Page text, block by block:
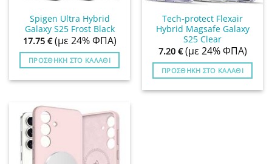
Spigen Ultra Hybrid
Galaxy S25 Frost Black
17.75 € (με 24% ΦΠΑ)
ΠΡΟΣΘΉΚΗ ΣΤΟ ΚΑΛΆΘΙ
Tech-protect Flexair
Hybrid Magsafe Galaxy
S25 Clear
7.20 € (με 24% ΦΠΑ)
ΠΡΟΣΘΉΚΗ ΣΤΟ ΚΑΛΆΘΙ